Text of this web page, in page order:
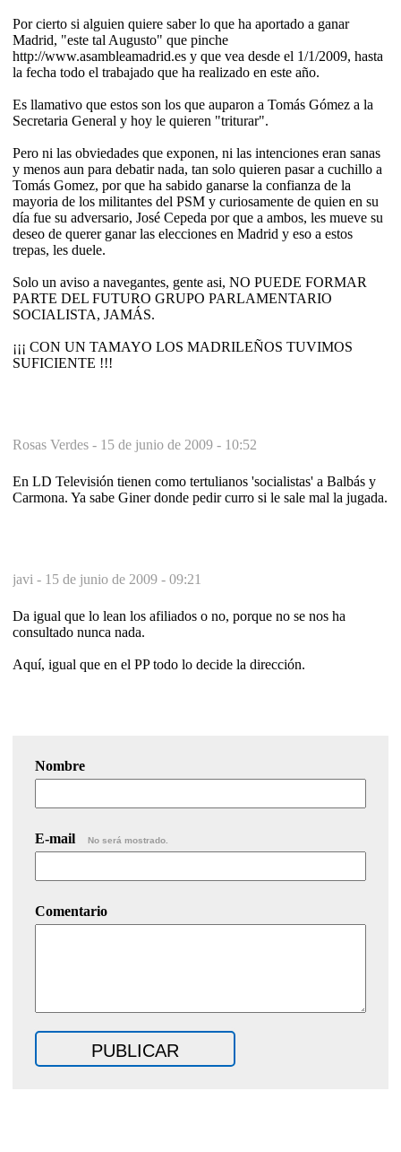
Por cierto si alguien quiere saber lo que ha aportado a ganar
Madrid, "este tal Augusto" que pinche
http://www.asambleamadrid.es y que vea desde el 1/1/2009, hasta
la fecha todo el trabajado que ha realizado en este año.
Es llamativo que estos son los que auparon a Tomás Gómez a la
Secretaria General y hoy le quieren "triturar".
Pero ni las obviedades que exponen, ni las intenciones eran sanas
y menos aun para debatir nada, tan solo quieren pasar a cuchillo a
Tomás Gomez, por que ha sabido ganarse la confianza de la
mayoria de los militantes del PSM y curiosamente de quien en su
día fue su adversario, José Cepeda por que a ambos, les mueve su
deseo de querer ganar las elecciones en Madrid y eso a estos
trepas, les duele.
Solo un aviso a navegantes, gente asi, NO PUEDE FORMAR
PARTE DEL FUTURO GRUPO PARLAMENTARIO
SOCIALISTA, JAMÁS.
¡¡¡ CON UN TAMAYO LOS MADRILEÑOS TUVIMOS
SUFICIENTE !!!
Rosas Verdes - 15 de junio de 2009 - 10:52
En LD Televisión tienen como tertulianos 'socialistas' a Balbás y
Carmona. Ya sabe Giner donde pedir curro si le sale mal la jugada.
javi - 15 de junio de 2009 - 09:21
Da igual que lo lean los afiliados o no, porque no se nos ha
consultado nunca nada.
Aquí, igual que en el PP todo lo decide la dirección.
Nombre
E-mail No será mostrado.
Comentario